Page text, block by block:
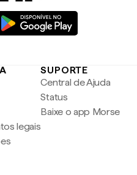
legais
SUPORTE
Central de Ajuda
Status
Baixe o app Morse